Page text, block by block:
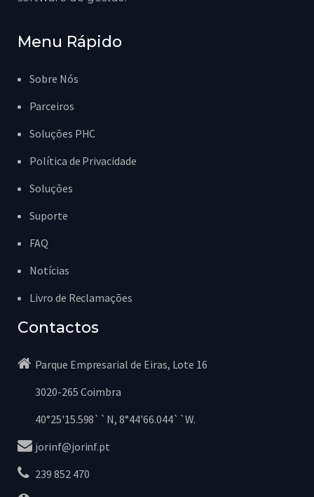
Menu Rápido
Sobre Nós
Parceiros
Soluções PHC
Política de Privacidade
Soluções
Suporte
FAQ
Notícias
Livro de Reclamações
Contactos
Parque Empresarial de Eiras, Lote 16
3020-265 Coimbra
40°25'15.598``N, 8°44'66.044``W.
jorinf@jorinf.pt
239 852 470